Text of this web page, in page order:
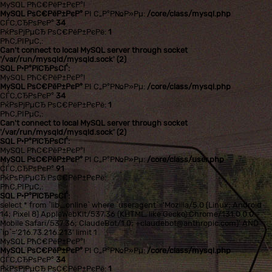
MySQL РћС€РёР±РєР°!
MySQL РѕС€РёР±РєР° РІ С„Р°Р№Р»Рµ: /core/class/mysql.php
СЃС‚СЂРѕРєР° 34
РќРѕРјРµСЂ РѕС€РёР±РєРё: 1
РћС‚РІРµС‚:
Can't connect to local MySQL server through socket
'/var/run/mysqld/mysqld.sock' (2)
SQL Р·Р°РїСЂРѕСЃ:
MySQL РћС€РёР±РєР°!
MySQL РѕС€РёР±РєР° РІ С„Р°Р№Р»Рµ: /core/class/mysql.php
СЃС‚СЂРѕРєР° 34
РќРѕРјРµСЂ РѕС€РёР±РєРё: 1
РћС‚РІРµС‚:
Can't connect to local MySQL server through socket
'/var/run/mysqld/mysqld.sock' (2)
SQL Р·Р°РїСЂРѕСЃ:
MySQL РћС€РёР±РєР°!
MySQL РѕС€РёР±РєР° РІ С„Р°Р№Р»Рµ: /core/class/user.php
СЃС‚СЂРѕРєР° 91
РќРѕРјРµСЂ РѕС€РёР±РєРё:
РћС‚РІРµС‚:
SQL Р·Р°РїСЂРѕСЃ:
select * from `lib_online` where `useragent`='Mozilla/5.0 (Linux; Android
14; Pixel 8) AppleWebKit/537.36 (KHTML, like Gecko) Chrome/131.0.0.0
Mobile Safari/537.36; ClaudeBot/1.0; +claudebot@anthropic.com)' AND
`ip`='216.73.216.213' limit 1
MySQL РћС€РёР±РєР°!
MySQL РѕС€РёР±РєР° РІ С„Р°Р№Р»Рµ:/core/class/mysql.php
СЃС‚СЂРѕРєР°34
РќРѕРјРµСЂ РѕС€РёР±РєРё: 1